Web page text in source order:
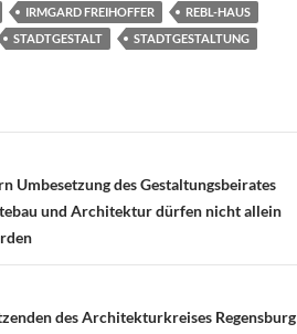
IRMGARD FREIHOFFER
REBL-HAUS
STADTGESTALT
STADTGESTALTUNG
Umbesetzung des Gestaltungsbeirates
und Architektur dürfen nicht allein
des Architekturkreises Regensburg